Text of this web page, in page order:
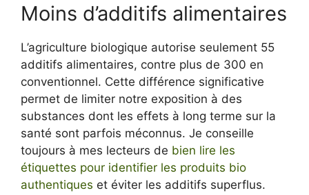
Moins d’additifs alimentaires
L’agriculture biologique autorise seulement 55
additifs alimentaires, contre plus de 300 en
conventionnel. Cette différence significative
permet de limiter notre exposition à des
substances dont les effets à long terme sur la
santé sont parfois méconnus. Je conseille
toujours à mes lecteurs de bien lire les
étiquettes pour identifier les produits bio
authentiques et éviter les additifs superflus.